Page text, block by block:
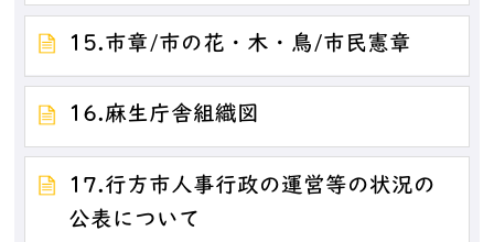
15.市章/市の花・木・鳥/市民憲章
16.麻生庁舎組織図
17.行方市人事行政の運営等の状況の
公表について